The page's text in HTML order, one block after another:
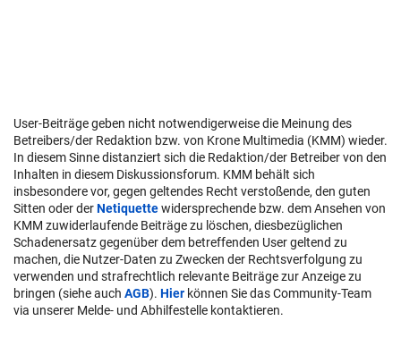
User-Beiträge geben nicht notwendigerweise die Meinung des
Betreibers/der Redaktion bzw. von Krone Multimedia (KMM) wieder.
In diesem Sinne distanziert sich die Redaktion/der Betreiber von den
Inhalten in diesem Diskussionsforum. KMM behält sich
insbesondere vor, gegen geltendes Recht verstoßende, den guten
Sitten oder derNetiquettewidersprechende bzw. dem Ansehen von
KMM zuwiderlaufende Beiträge zu löschen, diesbezüglichen
Schadenersatz gegenüber dem betreffenden User geltend zu
machen, die Nutzer-Daten zu Zwecken der Rechtsverfolgung zu
verwenden und strafrechtlich relevante Beiträge zur Anzeige zu
bringen (siehe auch AGB). Hier können Sie das Community-Team
via unserer Melde- und Abhilfestelle kontaktieren.